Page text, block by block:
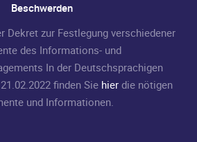
Beschwerden
Dekret zur Festlegung verschiedener
des Informations- und
In der Deutschsprachigen
finden Sie hier die nötigen
und Informationen.